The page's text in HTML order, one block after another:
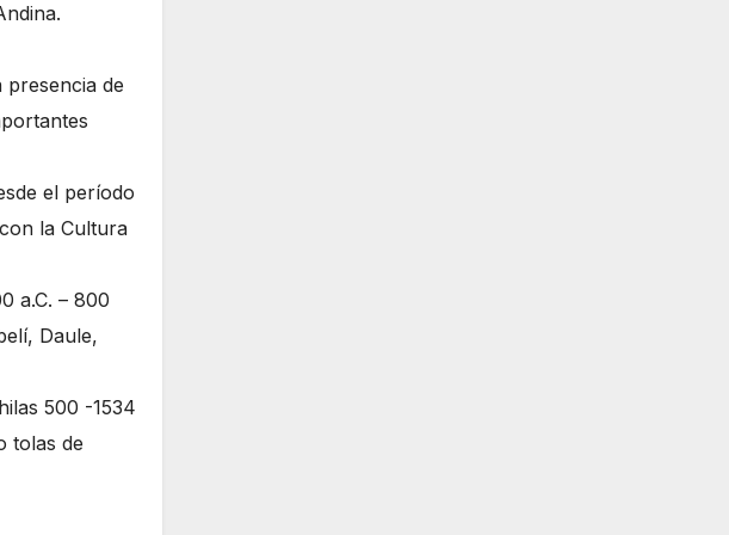
de
el período
la Cultura
a.C. – 800
Daule,
500 -1534
tolas de